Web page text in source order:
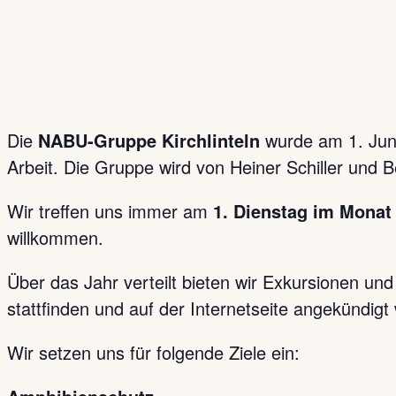
Die NABU-Gruppe Kirchlinteln wurde am 1.
Arbeit. Die Gruppe wird von Heiner Schiller und
Wir treffen uns immer am 1. Dienstag im Monat
willkommen.
Über das Jahr verteilt bieten wir Exkursionen
stattfinden und auf der Internetseite angekündigt
Wir setzen uns für folgende Ziele ein: